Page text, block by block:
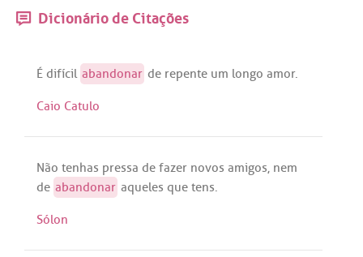
Dicionário de Citações
É difícil abandonar de repente um longo amor.
Caio Catulo
Não tenhas pressa de fazer novos amigos, nem
de abandonar aqueles que tens.
Sólon